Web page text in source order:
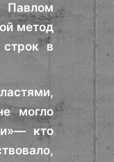
Павлом
метод
в
могло
кто